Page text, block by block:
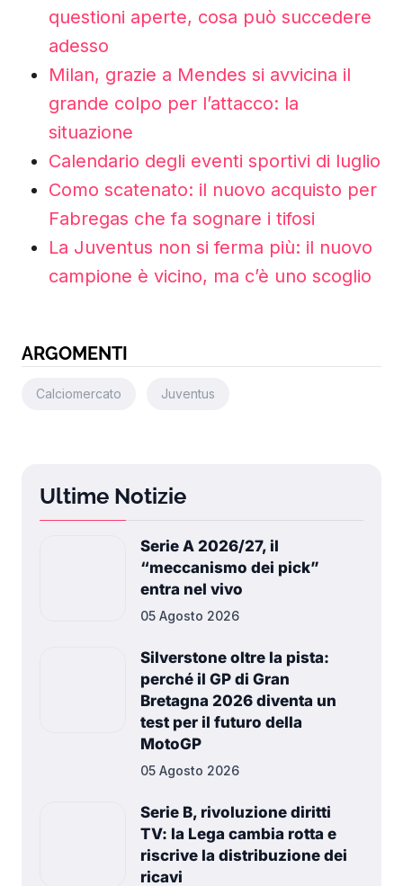
questioni aperte, cosa può succedere
adesso
Milan, grazie a Mendes si avvicina il
grande colpo per l’attacco: la
situazione
Calendario degli eventi sportivi di luglio
Como scatenato: il nuovo acquisto per
Fabregas che fa sognare i tifosi
La Juventus non si ferma più: il nuovo
campione è vicino, ma c’è uno scoglio
ARGOMENTI
Calciomercato Juventus
Ultime Notizie
Serie A 2026/27, il
“meccanismo dei pick”
entra nel vivo
05 Agosto 2026
Silverstone oltre la pista:
perché il GP di Gran
Bretagna 2026 diventa un
test per il futuro della
MotoGP
05 Agosto 2026
Serie B, rivoluzione diritti
TV: la Lega cambia rotta e
riscrive la distribuzione dei
ricavi